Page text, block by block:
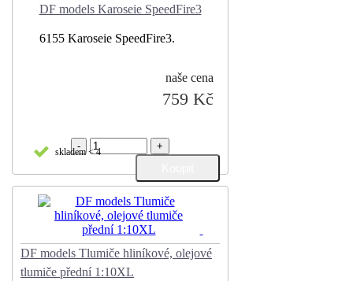
DF models Karoseie SpeedFire3
6155 Karoseie SpeedFire3.
naše cena
759 Kč
skladem < 4
- +
DF models Tlumiče hliníkové, olejové
tlumiče přední 1:10XL